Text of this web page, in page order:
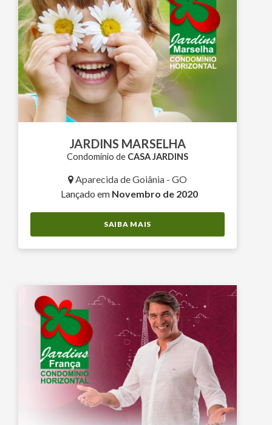
JARDINS MARSELHA
Condomínio de CASA JARDINS
Aparecida de Goiânia - GO
Lançado em Novembro de 2020
SAIBA MAIS